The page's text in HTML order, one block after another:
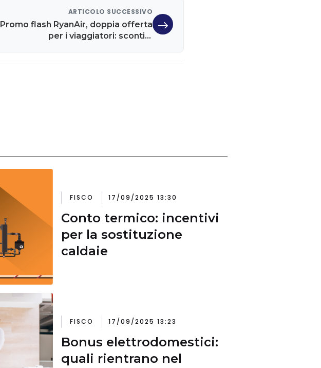
ARTICOLO SUCCESSIVO
Promo flash RyanAir, doppia offerta
per i viaggiatori: sconti e
FISCO 17/09/2025 13:30
Conto termico: incentivi
per la sostituzione
caldaie
FISCO 17/09/2025 13:23
Bonus elettrodomestici:
quali rientrano nel